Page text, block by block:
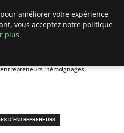
: témoignages
D'ENTREPRENEURS
améliorer votre expérience
vous acceptez notre politique
plus